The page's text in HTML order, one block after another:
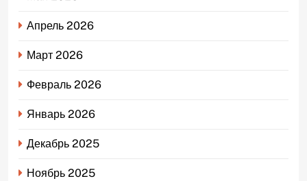
Апрель 2026
Март 2026
Февраль 2026
Январь 2026
Декабрь 2025
Ноябрь 2025